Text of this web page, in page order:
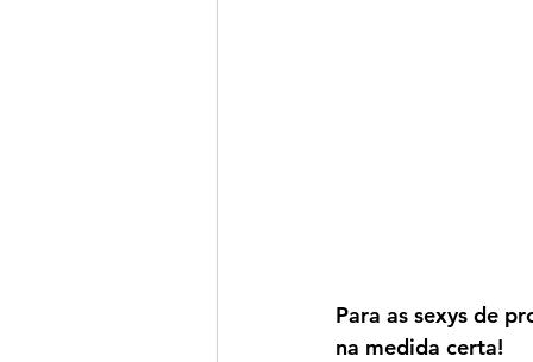
Para as sexys de
na medida certa!